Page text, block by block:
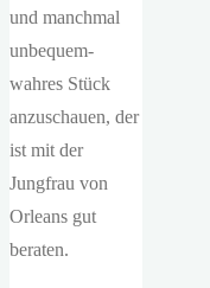
und manchmal
unbequem-
wahres Stück
anzuschauen, der
ist mit der
Jungfrau von
Orleans gut
beraten.